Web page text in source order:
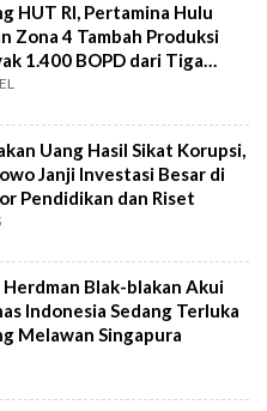
HUT RI, Pertamina Hulu
Zona 4 Tambah Produksi
1.400 BOPD dari Tiga
Baru
Uang Hasil Sikat Korupsi,
Janji Investasi Besar di
Pendidikan dan Riset
Herdman Blak-blakan Akui
Indonesia Sedang Terluka
Melawan Singapura